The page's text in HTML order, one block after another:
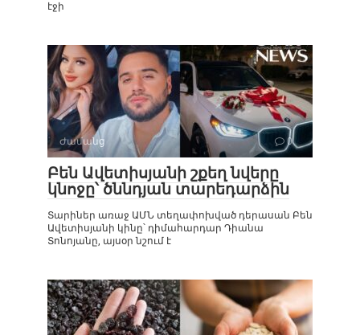
էջի
Ժամանց 0
Բեն Ավետիսյանի շքեղ նվերը
կնոջը՝ ծննդյան տարեդարձին
Տարիներ առաջ ԱՄՆ տեղափոխված դերասան Բեն
Ավետիսյանի կինը՝ դիմահարդար Դիանա
Տոնոյանը, այսօր նշում է